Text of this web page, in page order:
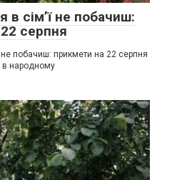
в сім’ї не побачиш:
серпня
не побачиш: прикмети на 22 серпня
в народному